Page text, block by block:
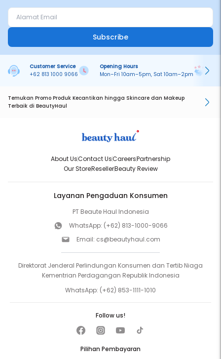
Subscribe
Customer Service
+62 813 1000 9066
Opening Hours
Mon–Fri 10am–5pm, Sat 10am–2pm
Temukan Promo Produk Kecantikan hingga Skincare dan Makeup
Terbaik di BeautyHaul
About UsContact UsCareersPartnership
Our StoreResellerBeauty Review
Layanan Pengaduan Konsumen
PT Beaute Haul Indonesia
WhatsApp: (+62) 813-1000-9066
Email: cs@beautyhaul.com
Direktorat Jenderal Perlindungan Konsumen dan Tertib Niaga
Kementrian Perdagangan Republik Indonesia
WhatsApp: (+62) 853-1111-1010
Pilihan Pembayaran
Follow us!